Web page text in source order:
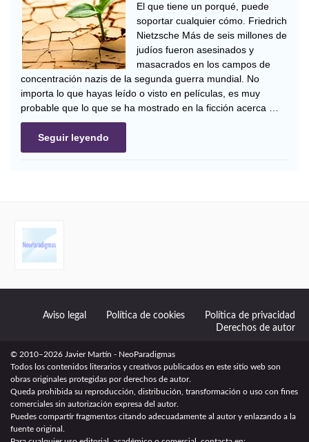
El que tiene un porqué, puede
soportar cualquier cómo. Friedrich
Nietzsche Más de seis millones de
judíos fueron asesinados y
masacrados en los campos de
concentración nazis de la segunda guerra mundial. No
importa lo que hayas leído o visto en películas, es muy
probable que lo que se ha mostrado en la ficción acerca …
Seguir leyendo
Aviso legal Política de cookies
Política de privacidad
Derechos de autor
© 2010–2026 Javier Martín - NeoParadigmas
Todos los contenidos literarios y creativos publicados en este sitio web son
obras originales protegidas por derechos de autor.
Queda prohibida su reproducción, distribución, transformación o uso con fines
comerciales sin autorización expresa del autor.
Puedes compartir fragmentos citando adecuadamente al autor y enlazando a la
fuente original.